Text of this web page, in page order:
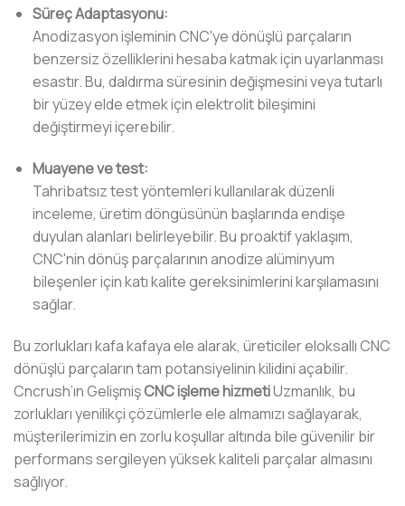
Süreç Adaptasyonu:
Anodizasyon işleminin CNC'ye dönüşlü parçaların
benzersiz özelliklerini hesaba katmak için uyarlanması
esastır. Bu, daldırma süresinin değişmesini veya tutarlı
bir yüzey elde etmek için elektrolit bileşimini
değiştirmeyi içerebilir.
Muayene ve test:
Tahribatsız test yöntemleri kullanılarak düzenli
inceleme, üretim döngüsünün başlarında endişe
duyulan alanları belirleyebilir. Bu proaktif yaklaşım,
CNC'nin dönüş parçalarının anodize alüminyum
bileşenler için katı kalite gereksinimlerini karşılamasını
sağlar.
Bu zorlukları kafa kafaya ele alarak, üreticiler eloksallı CNC
dönüşlü parçaların tam potansiyelinin kilidini açabilir.
Cncrush’ın GelişmişCNC işleme hizmetiUzmanlık, bu
zorlukları yenilikçi çözümlerle ele almamızı sağlayarak,
müşterilerimizin en zorlu koşullar altında bile güvenilir bir
performans sergileyen yüksek kaliteli parçalar almasını
sağlıyor.